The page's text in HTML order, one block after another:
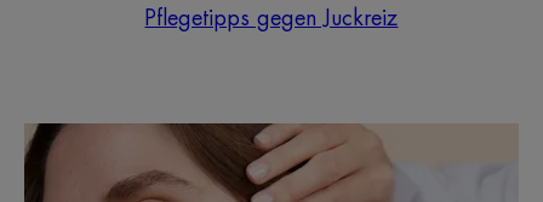
Pflegetipps gegen Juckreiz